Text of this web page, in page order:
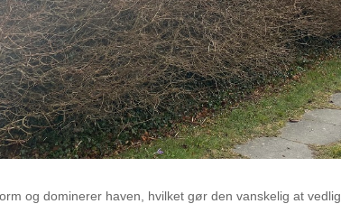
og dominerer haven, hvilket gør den vanskelig at